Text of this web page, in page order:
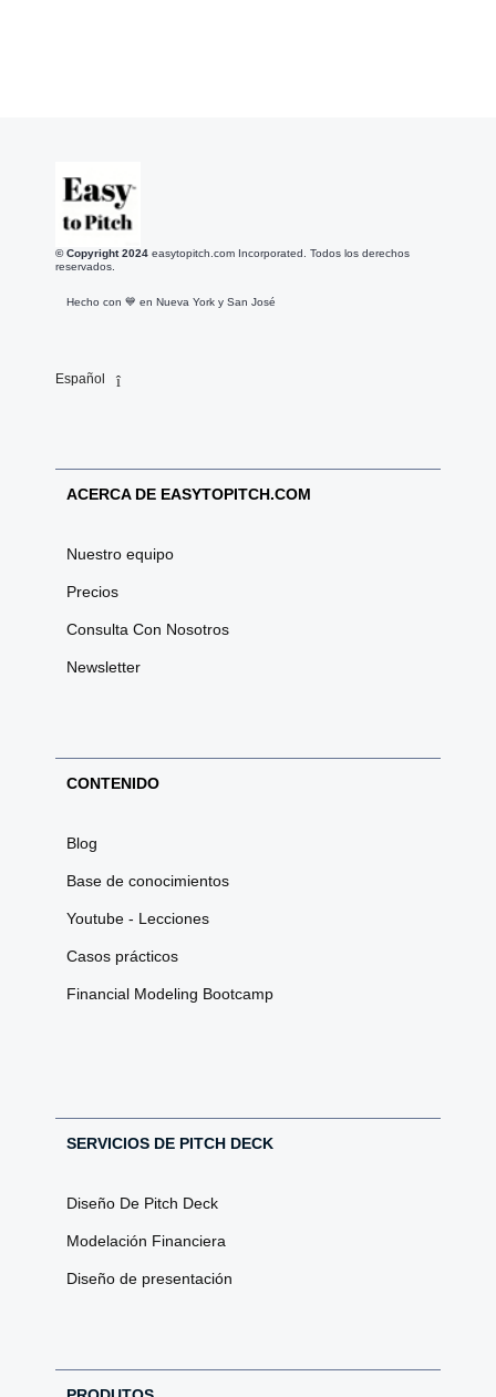
© Copyright 2024 easytopitch.com Incorporated. Todos los derechos
reservados.
Hecho con 💙️ en Nueva York y San José
Español
ACERCA DE EASYTOPITCH.COM
Nuestro equipo
Precios
Consulta Con Nosotros
Newsletter
CONTENIDO
Blog
Base de conocimientos
Youtube - Lecciones
Casos prácticos
Financial Modeling Bootcamp
SERVICIOS DE PITCH DECK
Diseño De Pitch Deck
Modelación Financiera
Diseño de presentación